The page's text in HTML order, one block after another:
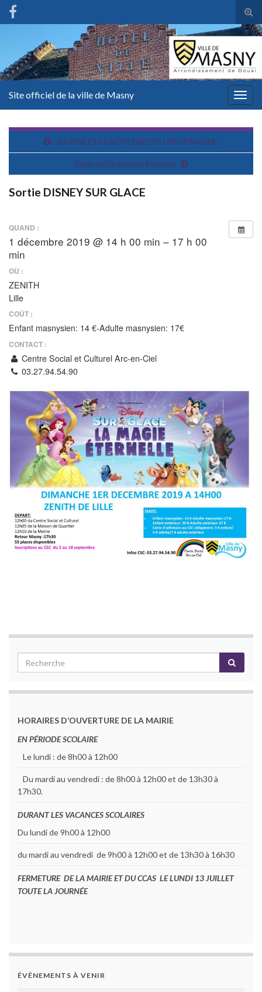
Site officiel de la ville de Masny
JOURNEES EUROPEENES DU PATRIMOINE
Salon de l’artisanat Polonais
Sortie DISNEY SUR GLACE
QUAND :
1 décembre 2019 @ 14 h 00 min – 17 h 00
min
OÙ :
ZENITH
Lille
COÛT :
Enfant masnysien: 14 €-Adulte masnysien: 17€
CONTACT :
Centre Social et Culturel Arc-en-Ciel
03.27.94.54.90
HORAIRES D’OUVERTURE DE LA MAIRIE
EN PÉRIODE SCOLAIRE
Le lundi : de 8h00 à 12h00
Du mardi au vendredi : de 8h00 à 12h00 et de 13h30 à
17h30.
DURANT LES VACANCES SCOLAIRES
Du lundi de 9h00 à 12h00
du mardi au vendredi de 9h00 à 12h00 et de 13h30 à 16h30
FERMETURE DE LA MAIRIE ET DU CCAS LE LUNDI 13 JUILLET
TOUTE LA JOURNÉE
ÉVÉNEMENTS À VENIR